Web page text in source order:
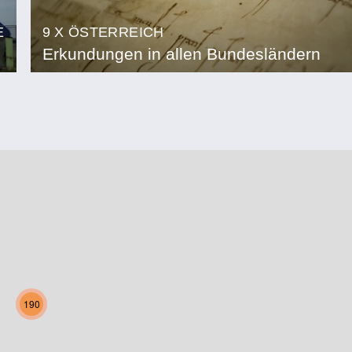
9 X ÖSTERREICH
Erkundungen in allen Bundesländern
190